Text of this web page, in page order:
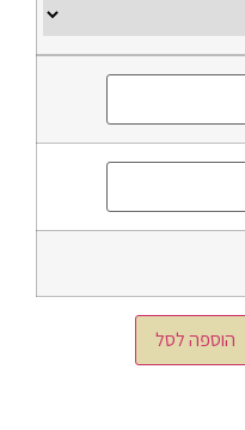
הוספה לסל